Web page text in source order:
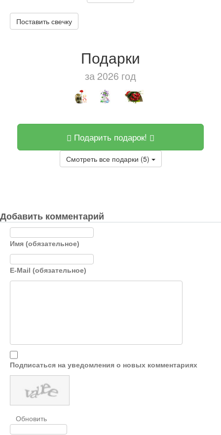
Поставить свечку
Подарки
за 2026 год
Подарить подарок!
Смотреть все подарки (5)
Добавить комментарий
Имя (обязательное)
E-Mail (обязательное)
Подписаться на уведомления о новых комментариях
Обновить